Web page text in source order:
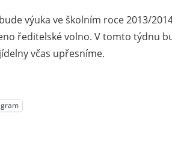
výuka ve školním roce 2013/
ředitelské volno. V tomto týdnu
včas upřesníme.